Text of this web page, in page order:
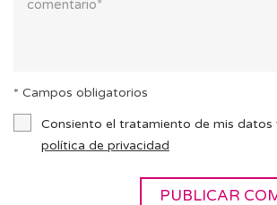
* Campos obligatorios
Consiento el tratamiento de mis datos
política de privacidad